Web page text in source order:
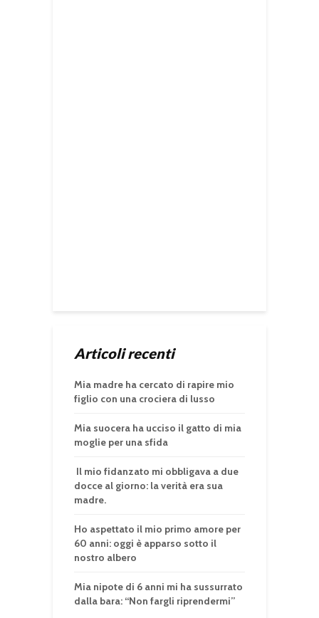
Articoli recenti
Mia madre ha cercato di rapire mio
figlio con una crociera di lusso
Mia suocera ha ucciso il gatto di mia
moglie per una sfida
Il mio fidanzato mi obbligava a due
docce al giorno: la verità era sua
madre.
Ho aspettato il mio primo amore per
60 anni: oggi è apparso sotto il
nostro albero
Mia nipote di 6 anni mi ha sussurrato
dalla bara: “Non fargli riprendermi”